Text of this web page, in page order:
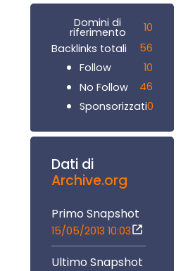
Domini di
riferimento
10
Backlinks totali
56
Follow
10
No Follow
46
Sponsorizzati0
Dati di
Archive.org
Primo Snapshot
15/05/2013 10:03
Ultimo Snapshot